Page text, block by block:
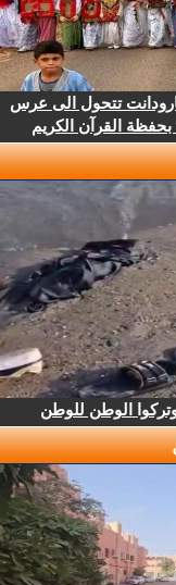
تتحول الى عرس
القرآن الكريم
الوطن للوطن